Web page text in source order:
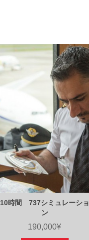
10時間 737シミュレーショ
ン
190,000¥